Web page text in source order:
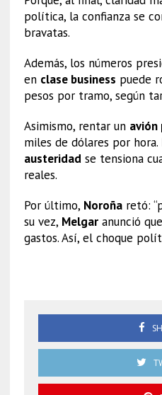
política, la confianza se
bravatas.
Además, los números
en clase business puede
pesos por tramo, según
Asimismo, rentar un avión
miles de dólares por
austeridadse tensiona
reales.
Por último, Noroñaretó:
su vez, Melgaranunció
gastos. Así, el choque